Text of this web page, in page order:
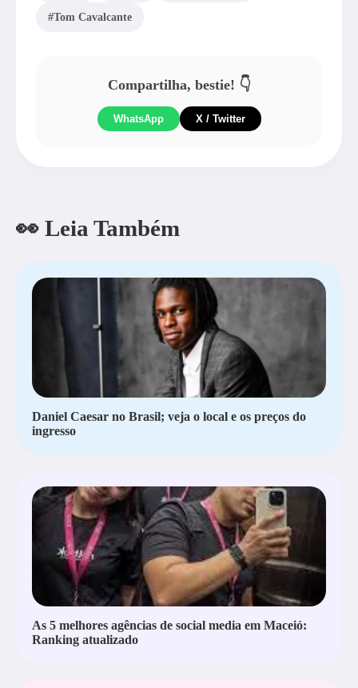
#Tom Cavalcante
Compartilha, bestie! 👇
WhatsApp X / Twitter
👀 Leia Também
Daniel Caesar no Brasil; veja o local e os preços do
ingresso
As 5 melhores agências de social media em Maceió:
Ranking atualizado